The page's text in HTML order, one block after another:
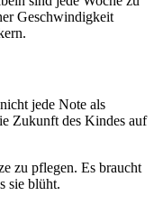
Geschwindigkeit
jede Note als
Zukunft des Kindes auf
zu pflegen. Es braucht
sie blüht.